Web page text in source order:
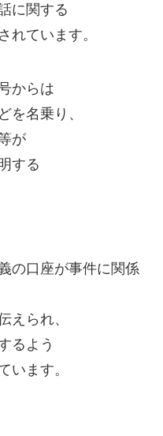
に関する
れています。
からは
を名乗り、
が
する
の口座が事件に関係
えられ、
るよう
います。